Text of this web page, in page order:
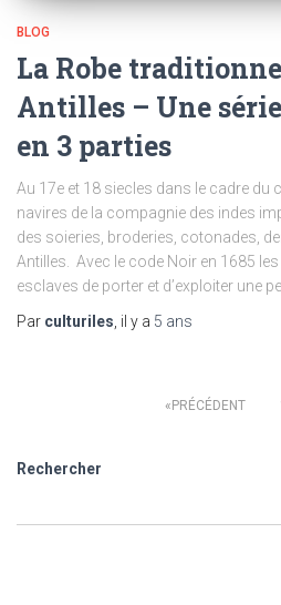
BLOG
La Robe
Antilles – Une
en 3 parties
Au 17e et 18 siecles dans le cadre du
navires de la compagnie des indes
des soieries, broderies, cotonades,
Antilles. Avec le code Noir en 1685
esclaves de porter et d’exploiter une
Par culturiles , il y a 5 ans
PRÉCÉDENT
Rechercher